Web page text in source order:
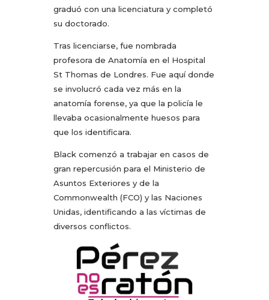
graduó con una licenciatura y completó
su doctorado.
Tras licenciarse, fue nombrada
profesora de Anatomía en el Hospital
St Thomas de Londres. Fue aquí donde
se involucró cada vez más en la
anatomía forense, ya que la policía le
llevaba ocasionalmente huesos para
que los identificara.
Black comenzó a trabajar en casos de
gran repercusión para el Ministerio de
Asuntos Exteriores y de la
Commonwealth (FCO) y las Naciones
Unidas, identificando a las víctimas de
diversos conflictos.